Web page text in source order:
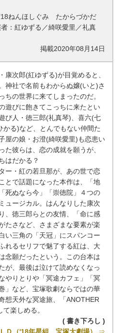
ねんほしぐみ たからづかだ
：紅ゆずる／綺咲愛里／礼真
掲載2020年08月14日
次郎(紅ゆずる)が目覚めると、
神社で名前もわからぬ嬢(いと)さ
ちの世界に来てしまったのだ。
遊びに飽きてこっちに来たとい
び人・徳三郎(礼真琴)、喜六(七
る)など、とんでもない仲間た
屋の娘・お澄(綺咲愛里)も恋患い
た彼らは、恋の成就を願うが、
はだかる？
ー・紅の若旦那が、あの世で恋
とで話題になった本作は、「地
死ぬなら今」「崇徳院」４つの
ュージカル。はんなりした康次
、徳三郎らとの友情、「命に感
たさなど、さまざまな要素が楽
い三角の「天冠」にスパンコー
れるセリフで魅了する紅は、大
念願だったという。この台本は
が、最後は泣けて読めなくなっ
やりとりや「冥途カフェ」「冥
」など、宝塚歌劇ならではの華
想天外な冥途旅、「ANOTHER
楽しめる。
( 書き下ろし )
Ｄ（'18年星組 宝塚大劇場）
⇒